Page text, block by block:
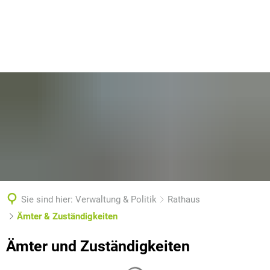
Sie sind hier: Verwaltung & Politik
Rathaus
Ämter & Zuständigkeiten
Ämter
Ämter und Zuständigkeiten